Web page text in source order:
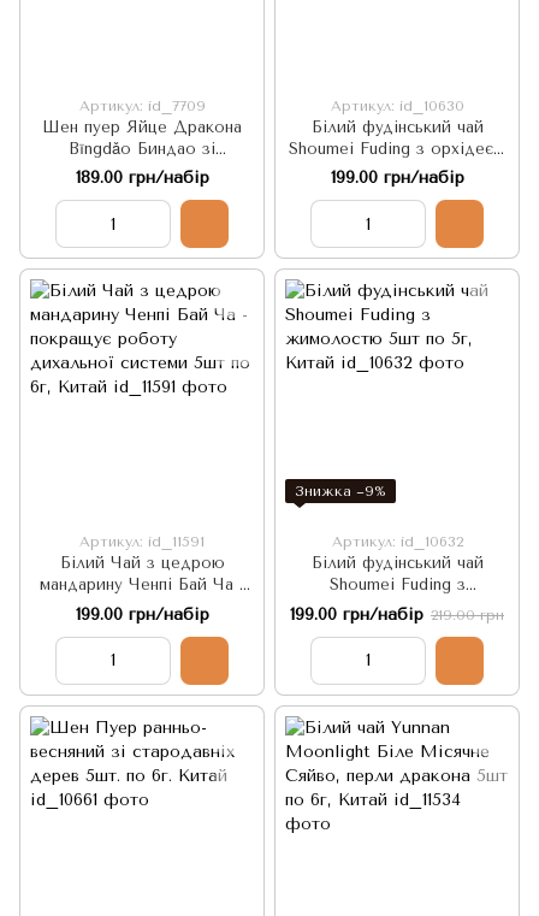
Артикул: id_7709
Шен пуер Яйце Дракона
Bīngdǎo Биндао зі
стародавніх дерев 5шт по
6г, Китай
189.00 грн/набір
Артикул: id_10630
Білий фудінський чай
Shoumei Fuding з орхідеєю
Dendrobium 5шт по 5г,
Китай
199.00 грн/набір
Артикул: id_11591
Білий Чай з цедрою
мандарину Ченпі Бай Ча -
покращує роботу
дихальної системи 5шт по
6г, Китай
199.00 грн/набір
Знижка −9%
Артикул: id_10632
Білий фудінський чай
Shoumei Fuding з
жимолостю 5шт по 5г,
Китай
199.00 грн/набір 219.00 грн